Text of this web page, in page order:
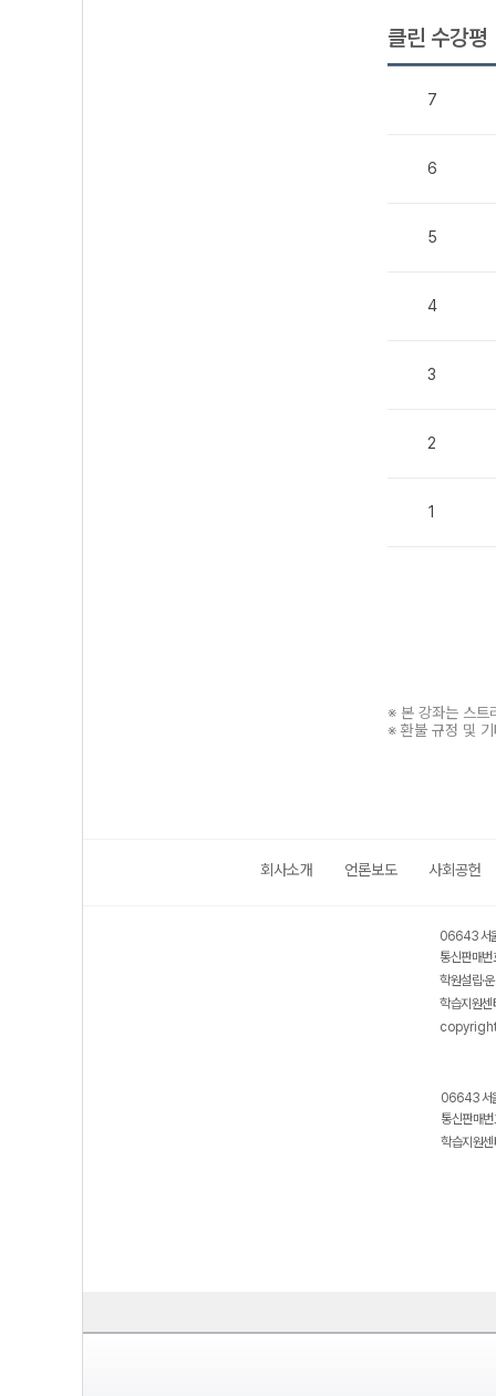
클린 수강평
7
6
5
4
3
2
1
※ 본 강좌는 스트
※ 환불 규정 및
회사소개 언론보도 사회공헌
06643 서
통신판매
학원설립·
학습지원
06643 서
통신판매
학습지원